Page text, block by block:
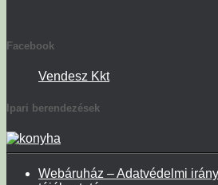
Facebook
Vendesz Kkt
Ipari berendezések
Webáruház – Adatvédelmi